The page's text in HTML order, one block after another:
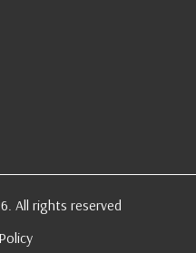
All rights reserved